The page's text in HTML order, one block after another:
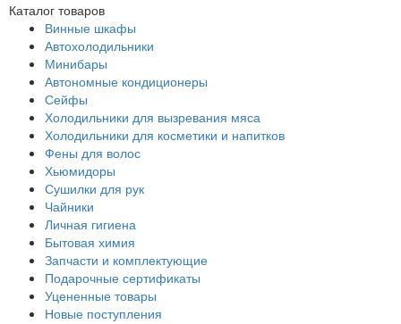
Каталог товаров
Винные шкафы
Автохолодильники
Минибары
Автономные кондиционеры
Сейфы
Холодильники для вызревания мяса
Холодильники для косметики и напитков
Фены для волос
Хьюмидоры
Сушилки для рук
Чайники
Личная гигиена
Бытовая химия
Запчасти и комплектующие
Подарочные сертификаты
Уцененные товары
Новые поступления